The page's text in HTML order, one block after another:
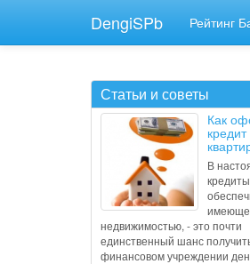
DengiSPb Рейтинг
Статьи и советы
Как
В
недвижимостью, - это почти
единственный шанс
финансовом учреждении